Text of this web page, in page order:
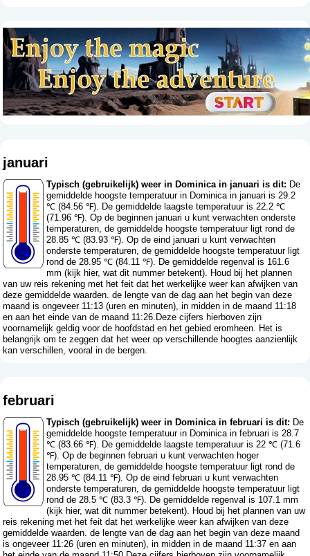
januari
Typisch (gebruikelijk) weer in Dominica in januari is dit: De
gemiddelde hoogste temperatuur in Dominica in januari is 29.2
℃ (84.56 ℉). De gemiddelde laagste temperatuur is 22.2 ℃
(71.96 ℉). Op de beginnen januari u kunt verwachten onderste
temperaturen, de gemiddelde hoogste temperatuur ligt rond de
28.85 ℃ (83.93 ℉). Op de eind januari u kunt verwachten
onderste temperaturen, de gemiddelde hoogste temperatuur ligt
rond de 28.95 ℃ (84.11 ℉). De gemiddelde regenval is 161.6
mm (kijk hier, wat dit nummer betekent). Houd bij het plannen
van uw reis rekening met het feit dat het werkelijke weer kan afwijken van
deze gemiddelde waarden. de lengte van de dag aan het begin van deze
maand is ongeveer 11:13 (uren en minuten), in midden in de maand 11:18
en aan het einde van de maand 11:26.Deze cijfers hierboven zijn
voornamelijk geldig voor de hoofdstad en het gebied eromheen. Het is
belangrijk om te zeggen dat het weer op verschillende hoogtes aanzienlijk
kan verschillen, vooral in de bergen.
februari
Typisch (gebruikelijk) weer in Dominica in februari is dit: De
gemiddelde hoogste temperatuur in Dominica in februari is 28.7
℃ (83.66 ℉). De gemiddelde laagste temperatuur is 22 ℃ (71.6
℉). Op de beginnen februari u kunt verwachten hoger
temperaturen, de gemiddelde hoogste temperatuur ligt rond de
28.95 ℃ (84.11 ℉). Op de eind februari u kunt verwachten
onderste temperaturen, de gemiddelde hoogste temperatuur ligt
rond de 28.5 ℃ (83.3 ℉). De gemiddelde regenval is 107.1 mm
(kijk hier, wat dit nummer betekent). Houd bij het plannen van uw
reis rekening met het feit dat het werkelijke weer kan afwijken van deze
gemiddelde waarden. de lengte van de dag aan het begin van deze maand
is ongeveer 11:26 (uren en minuten), in midden in de maand 11:37 en aan